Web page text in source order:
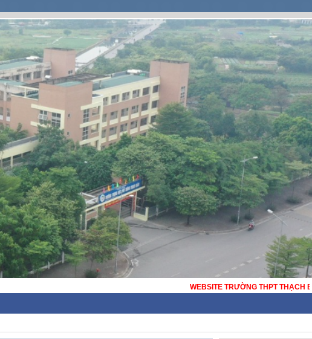
WEBSITE TRƯỜNG THPT THẠCH BÀN - HÀ